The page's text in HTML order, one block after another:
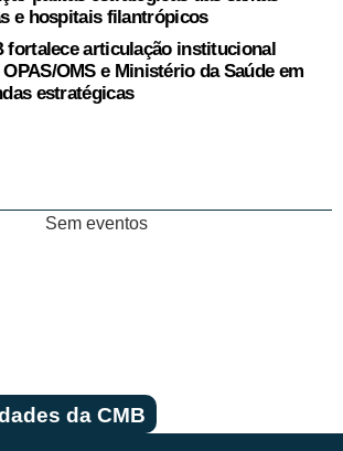
e hospitais filantrópicos
fortalece articulação institucional
OMS e Ministério da Saúde em
estratégicas
Sem eventos
da CMB